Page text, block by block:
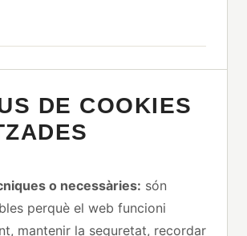
DE COOKIES
o necessàries: són
perquè el web funcioni
mantenir la seguretat, recordar